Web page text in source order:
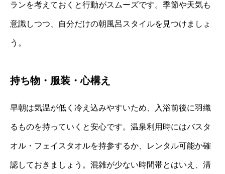
ランを考えておくと行動がスムーズです。季節や天気も
意識しつつ、自分だけの朝風呂スタイルを見つけましょ
う。
持ち物・服装・心構え
早朝は気温が低く冷え込みやすいため、入浴前後に羽織
るものを持っていくと安心です。温泉利用時にはバスタ
オル・フェイスタオルを持参するか、レンタル可能か確
認しておきましょう。混雑が少ない時間帯とはいえ、清